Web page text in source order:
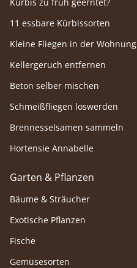
11 essbare Kürbissorten
Kleine Fliegen in der Wohnung
Kellergeruch entfernen
Beton selber mischen
Schmeißfliegen loswerden
Brennesselsamen sammeln
Hortensie Annabelle
Garten & Pflanzen
Bäume & Sträucher
Exotische Pflanzen
Fische
Gemüsesorten